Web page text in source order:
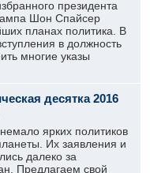
президента
Шон Спайсер
планах политика. В
в должность
многие указы
десятка 2016
ярких политиков
Их заявления и
далеко за
Предлагаем свой